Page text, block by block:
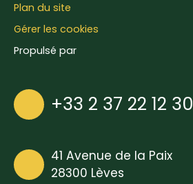
Plan du site
Gérer les cookies
Propulsé par
+33 2 37 22 12 30
41 Avenue de la Paix
28300 Lèves